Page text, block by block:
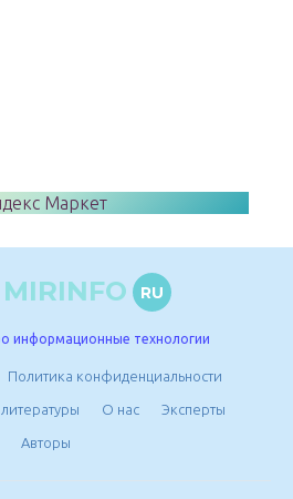
Маркет
MIRINFO RU
информационные технологии
Политика конфиденциальности
О нас Эксперты
Авторы